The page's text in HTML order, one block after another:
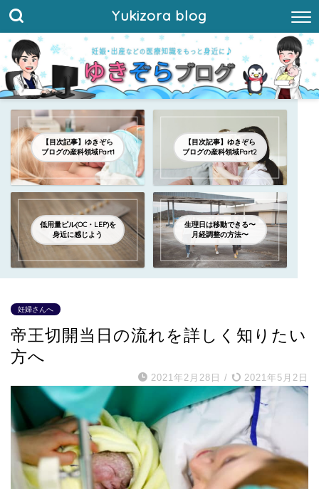
Yukizora blog
【目次記事】ゆきぞら
ブログの産科領域Part1
【目次記事】ゆきぞら
ブログの産科領域Part2
低用量ピル(OC・LEP)を
身近に感じよう
生理日は移動できる〜
月経調整の方法〜
妊婦さんへ
帝王切開当日の流れを詳しく知りたい
方へ
2021年2月28日 / 2021年5月2日